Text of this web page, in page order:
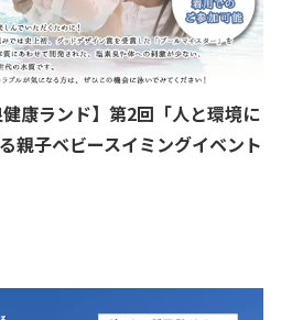
健康ランド】第2回「人と環境に
親子ベビースイミングイベント